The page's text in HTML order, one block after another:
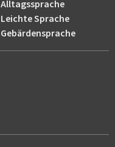
Alltagssprache
Leichte Sprache
Gebärdensprache